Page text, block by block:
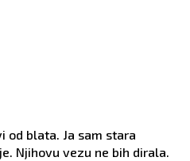
od blata. Ja sam stara
Njihovu vezu ne bih dirala.